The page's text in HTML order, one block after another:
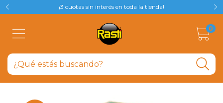
¡3 cuotas sin interés en toda la tienda!
0